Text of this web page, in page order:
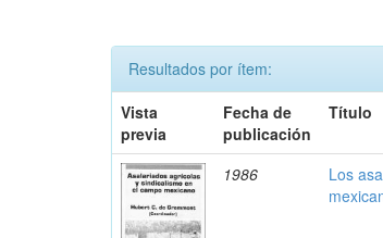
Resultados por ítem:
Vista
previa
Fecha de
publicación
Título
1986
Los